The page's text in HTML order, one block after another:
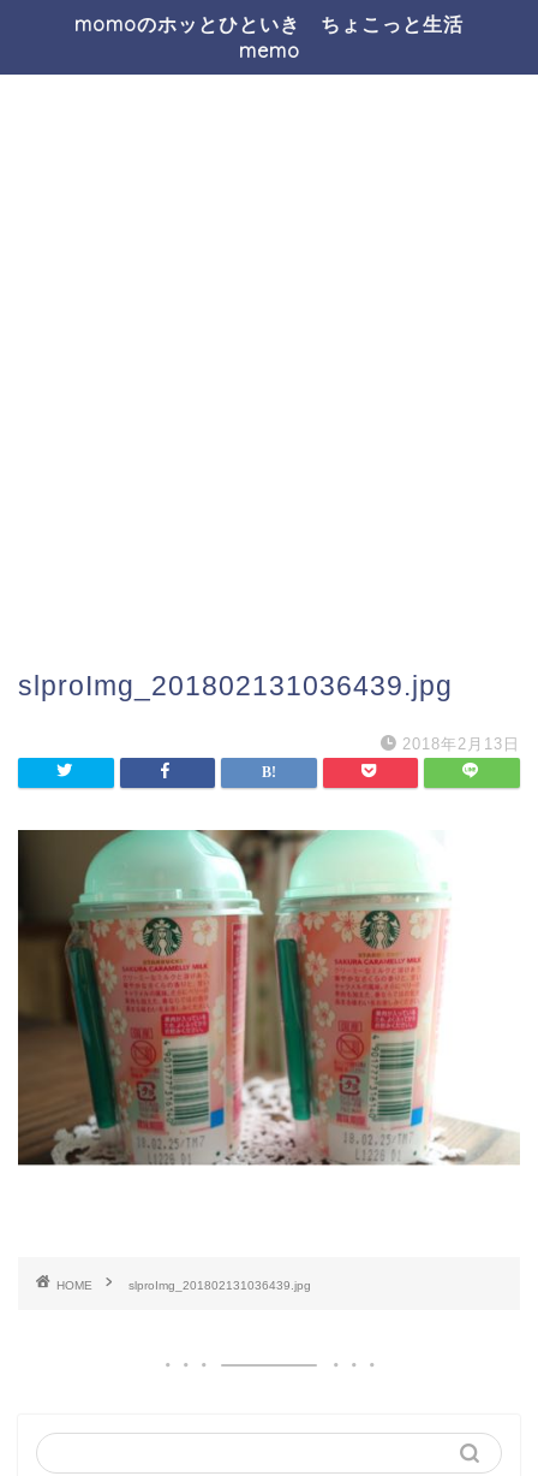
momoのホッとひといき ちょこっと生活
memo
slproImg_201802131036439.jpg
2018年2月13日
HOME slproImg_201802131036439.jpg